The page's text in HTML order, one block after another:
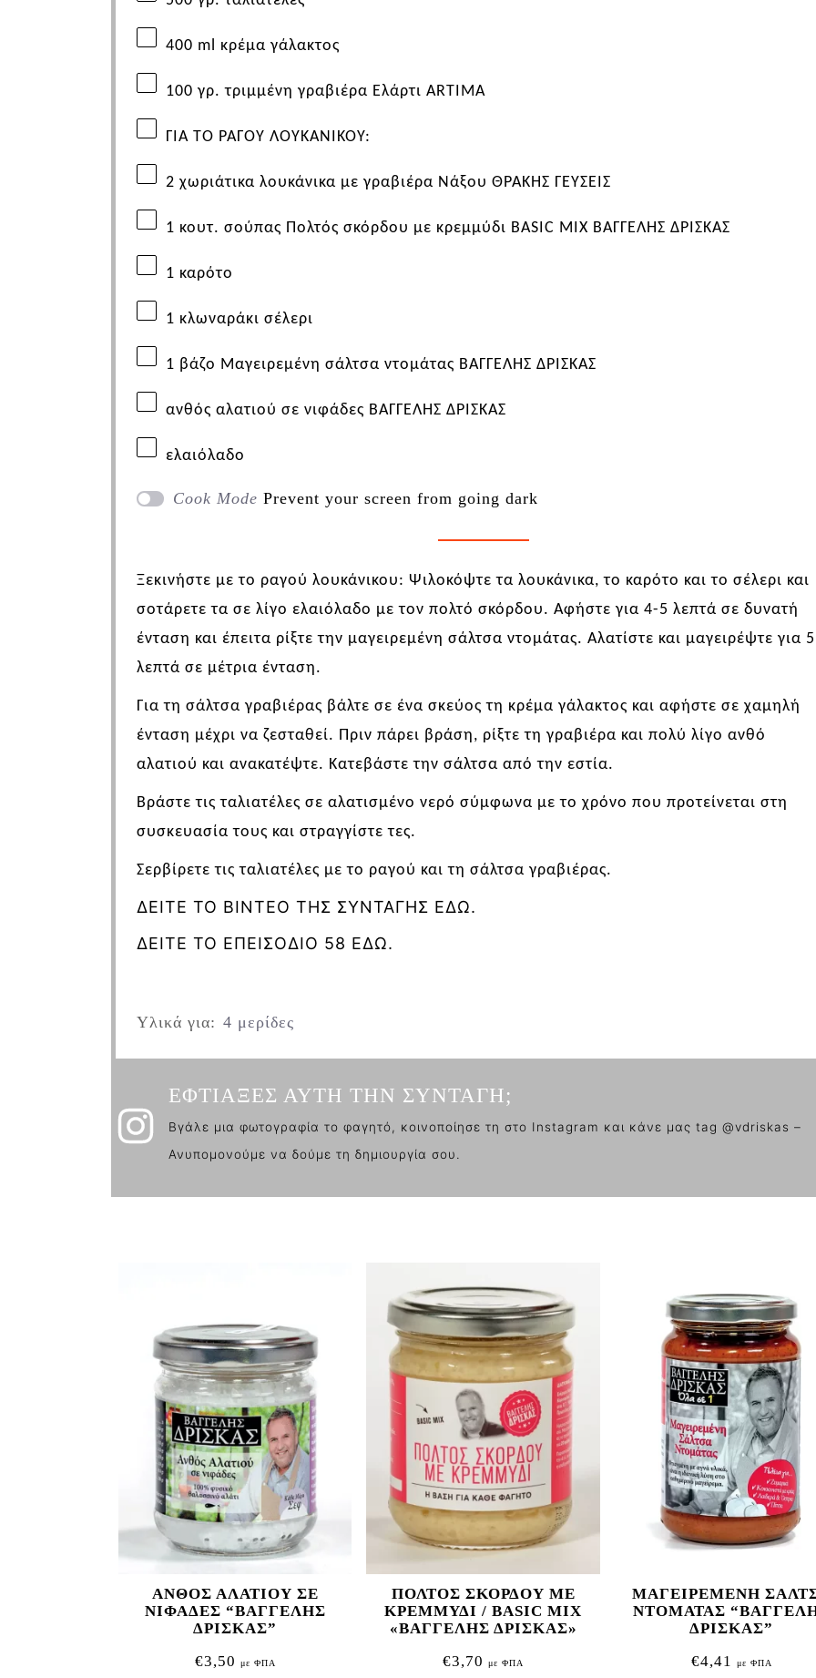
400 ml κρέμα γάλακτος
100 γρ. τριμμένη γραβιέρα Ελάρτι ARTIMA
ΓΙΑ ΤΟ ΡΑΓΟΥ ΛΟΥΚΑΝΙΚΟΥ:
2 χωριάτικα λουκάνικα με γραβιέρα Νάξου ΘΡΑΚΗΣ ΓΕΥΣΕΙΣ
1 κουτ. σούπας Πολτός σκόρδου με κρεμμύδι BASIC MIX ΒΑΓΓΕΛΗΣ ΔΡΙΣΚΑΣ
1 καρότο
1 κλωναράκι σέλερι
1 βάζο Μαγειρεμένη σάλτσα ντομάτας ΒΑΓΓΕΛΗΣ ΔΡΙΣΚΑΣ
ανθός αλατιού σε νιφάδες ΒΑΓΓΕΛΗΣ ΔΡΙΣΚΑΣ
ελαιόλαδο
Cook Mode Prevent your screen from going dark
Ξεκινήστε μετο ραγού λουκάνικου: Ψιλοκόψτε τα λουκάνικα, το καρότο και το σέλερι και
σοτάρετε τα σε λίγο ελαιόλαδο με τον πολτό σκόρδου. Αφήστε για 4-5 λεπτά σε δυνατή
ένταση και έπειτα ρίξτε την μαγειρεμένη σάλτσα ντομάτας. Αλατίστε και μαγειρέψτε για 5
λεπτά σε μέτρια ένταση.
Για τη σάλτσα γραβιέρας βάλτε σε ένα σκεύος τη κρέμα γάλακτος και αφήστε σε χαμηλή
ένταση μέχρι να ζεσταθεί. Πριν πάρει βράση, ρίξτε τη γραβιέρα και πολύ λίγο ανθό
αλατιού και ανακατέψτε. Κατεβάστε την σάλτσα από την εστία.
Βράστε τις ταλιατέλες σε αλατισμένο νερό σύμφωνα με το χρόνο που προτείνεται στη
συσκευασία τους και στραγγίστε τες.
Σερβίρετε τις ταλιατέλες με το ραγού και τη σάλτσα γραβιέρας.
ΔΕΙΤΕ ΤΟ ΒΙΝΤΕΟ ΤΗΣ ΣΥΝΤΑΓΗΣ ΕΔΩ.
ΔΕΙΤΕ ΤΟ ΕΠΕΙΣΟΔΙΟ 58 ΕΔΩ.
Υλικά για: 4 μερίδες
ΕΦΤΙΑΞΕΣ ΑΥΤΗ ΤΗΝ ΣΥΝΤΑΓΗ;
Βγάλε μια φωτογραφία το φαγητό, κοινοποίησε τη στο Instagram και κάνε μας tag @vdriskas –
Ανυπομονούμε να δούμε τη δημιουργία σου.
ΑΝΘΟΣ ΑΛΑΤΙΟΥ ΣΕ
ΝΙΦΑΔΕΣ “ΒΑΓΓΕΛΗΣ
ΔΡΙΣΚΑΣ”
€3,50 με ΦΠΑ
ΠΟΛΤΟΣ ΣΚΟΡΔΟΥ ΜΕ
ΚΡΕΜΜΥΔΙ / BASIC MIX
«ΒΑΓΓΕΛΗΣ ΔΡΙΣΚΑΣ»
€3,70 με ΦΠΑ
ΜΑΓΕΙΡΕΜΕΝΗ
ΝΤΟΜΑΤΑΣ
ΔΡΙΣΚΑΣ”
€4,41 με ΦΠΑ